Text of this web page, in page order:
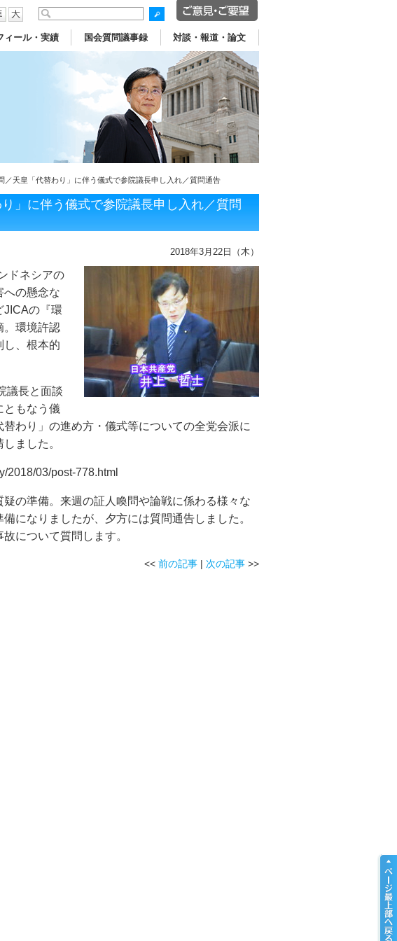
ィール・実績 国会質問議事録 対談・報道・論文
／天皇「代替わり」に伴う儀式で参院議長申し入れ／質問通告
」に伴う儀式で参院議長申し入れ／質問
2018年3月22日（木）
ドネシアの
への懸念な
JICAの『環
。環境許認
し、根本的
議長と面談
ともなう儀
わり」の進め方・儀式等についての全党会派に
ました。
03/post-778.html
の準備。来週の証人喚問や論戦に係わる様々な
になりましたが、夕方には質問通告しました。
について質問します。
<< 前の記事 | 次の記事 >>